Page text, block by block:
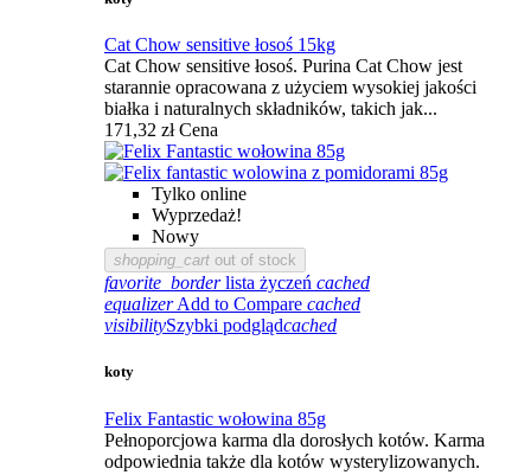
Cat Chow sensitive łosoś 15kg
Cat Chow sensitive łosoś. Purina Cat Chow jest
starannie opracowana z użyciem wysokiej jakości
białka i naturalnych składników, takich jak...
171,32 zł Cena
Tylko online
Wyprzedaż!
Nowy
shopping_cart out of stock
favorite_border lista życzeń cached
equalizer Add to Compare cached
visibilitySzybki podglądcached
koty
Felix Fantastic wołowina 85g
Pełnoporcjowa karma dla dorosłych kotów. Karma
odpowiednia także dla kotów wysterylizowanych.